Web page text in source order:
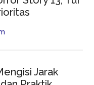
Jarak